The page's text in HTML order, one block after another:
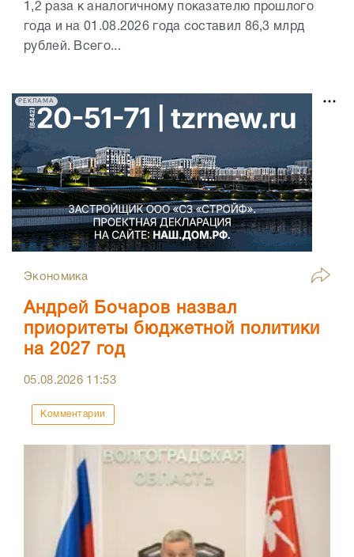
1,2 раза к аналогичному показателю прошлого
года и на 01.08.2026 года составил 86,3 млрд
рублей. Всего...
РЕКЛАМА
Экономика
Андрей Бочаров назвал
приоритеты бюджетной политики
на 2027 год
05.08.2026 11:53
Комментарии